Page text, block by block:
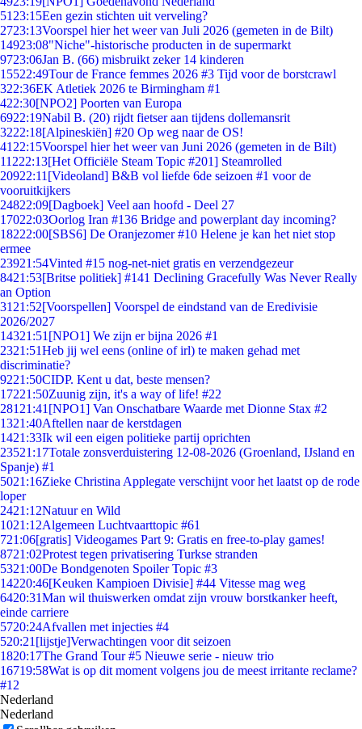
51 23:15Een gezin stichten uit verveling?
2723:13Voorspel hier het weer van Juli 2026 (gemeten in de Bilt)
14923:08"Niche"-historische producten in de supermarkt
9723:06Jan B. (66) misbruikt zeker 14 kinderen
15522:49Tour de France femmes 2026 #3 Tijd voor de borstcrawl
322:36EK Atletiek 2026 te Birmingham #1
422:30[NPO2] Poorten van Europa
6922:19Nabil B. (20) rijdt fietser aan tijdens dollemansrit
3222:18[Alpineskiën] #20 Op weg naar de OS!
41 22:15Voorspel hier het weer van Juni 2026 (gemeten in de Bilt)
11222:13[Het Officiële Steam Topic #201] Steamrolled
20922:11 [Videoland] B&B vol liefde 6de seizoen #1 voor de
vooruitkijkers
24822:09[Dagboek] Veel aan hoofd - Deel 27
17022:03Oorlog Iran #136 Bridge and powerplant day incoming?
18222:00[SBS6] De Oranjezomer #10 Helene je kan het niet stop
ermee
23921:54Vinted #15 nog-net-niet gratis en verzendgezeur
8421:53[Britse politiek] #141 Declining Gracefully Was Never Really
an Option
31 21:52[Voorspellen] Voorspel de eindstand van de Eredivisie
2026/2027
14321:51 [NPO1] We zijn er bijna 2026 #1
2321:51Heb jij wel eens (online of irl) te maken gehad met
discriminatie?
9221:50CIDP. Kent u dat, beste mensen?
17221:50Zuunig zijn, it's a way of life! #22
281 21:41 [NPO1] Van Onschatbare Waarde met Dionne Stax #2
1321:40Aftellen naar de kerstdagen
1421:33Ik wil een eigen politieke partij oprichten
23521:17Totale zonsverduistering 12-08-2026 (Groenland, IJsland en
Spanje) #1
5021:16Zieke Christina Applegate verschijnt voor het laatst op de rode
loper
2421:12Natuur en Wild
1021:12Algemeen Luchtvaarttopic #61
721:06[gratis] Videogames Part 9: Gratis en free-to-play games!
8721:02Protest tegen privatisering Turkse stranden
5321:00De Bondgenoten Spoiler Topic #3
14220:46[Keuken Kampioen Divisie] #44 Vitesse mag weg
6420:31Man wil thuiswerken omdat zijn vrouw borstkanker heeft,
einde carriere
5720:24Afvallen met injecties #4
520:21 [lijstje]Verwachtingen voor dit seizoen
1820:17The Grand Tour #5 Nieuwe serie - nieuw trio
16719:58Wat is op dit moment volgens jou de meest irritante reclame?
#12
Nederland
Nederland